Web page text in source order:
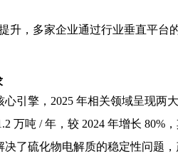
升，多家企业通过行业垂直平
引擎，2025 年相关领域呈现两大
万吨 / 年，较 2024 年增长
了硫化物电解质的稳定性问题